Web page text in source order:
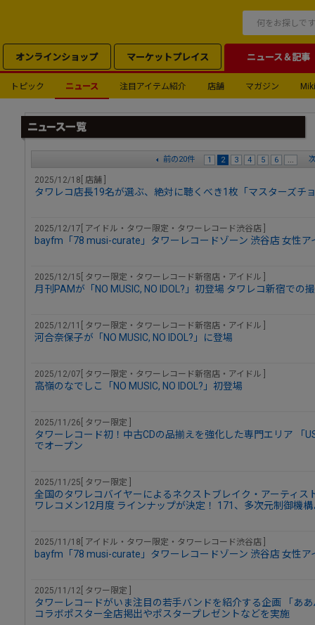
オンラインショップ マーケットプレイス ニュース＆記事
トピック ニュース 注目アイテム紹介 店舗 マガジン
前の20件 1 2 3 4 5 6 ...
2025/12/18[ 店舗 ]
タワレコ店長19名が選ぶ、絶対に聴くべき1枚「マスターズチ
2025/12/17[ アイドル・タワー限定・タワーレコード渋谷店 ]
bayfm「78 musi-curate」タワーレコードゾーン 渋谷店 女性
2025/12/15[ タワー限定・タワーレコード新宿店・アイドル ]
月刊PAMが「NO MUSIC, NO IDOL?」初登場 タワレコ新宿での
2025/12/11[ タワー限定・タワーレコード新宿店・アイドル ]
河合奈保子が「NO MUSIC, NO IDOL?」に登場
2025/12/07[ タワー限定・タワーレコード新宿店・アイドル ]
高嶺のなでしこ「NO MUSIC, NO IDOL?」初登場
2025/11/26[ タワー限定 ]
タワーレコード初！中古CDの品揃えを強化した専門エリア 「
でオープン
2025/11/25[ タワー限定 ]
全国のタワレコバイヤーによるネクストブレイク・アーティス
ワレコメン12月度 ラインナップが決定！ 171、多次元制御機
2025/11/18[ アイドル・タワー限定・タワーレコード渋谷店 ]
bayfm「78 musi-curate」タワーレコードゾーン 渋谷店 女性
2025/11/12[ タワー限定 ]
タワーレコードがいま注目の若手バンドを紹介する企画 「あ
コラボポスター全店掲出やポスタープレゼントなどを実施